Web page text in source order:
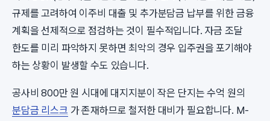
규제를 고려하여 이주비 대출 및 추가분담금 납부를 위한 금융
계획을 선제적으로 점검하는 것이 필수적입니다. 자금 조달
한도를 미리 파악하지 못하면 최악의 경우 입주권을 포기해야
하는 상황이 발생할 수도 있습니다.
공사비 800만 원 시대에 대지지분이 작은 단지는 수억 원의
분담금 리스크 가 존재하므로 철저한 대비가 필요합니다. M-